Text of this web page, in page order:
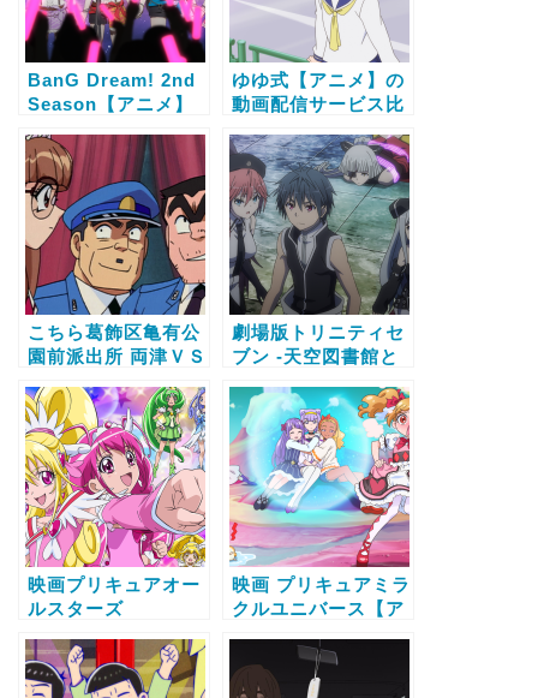
BanG Dream! 2nd
Season【アニメ】
比較と無料で全話視
聴する方法
ゆゆ式【アニメ】の
動画配信サービス比
する方法
こちら葛飾区亀有公
園前派出所 両津ＶＳ
日本一周大すごろく
ゲーム！！【アニ
メ】の動画配信サー
ビス比較と無料で全
話視聴する方法
劇場版トリニティセ
ブン -天空図書館と
メ】の動画配信サー
ビス比較と無料で全
話視聴する方法
映画プリキュアオー
ルスターズ
のともだち【アニ
メ】の動画配信サー
映画 プリキュアミラ
クルユニバース【ア
ービス比較と無料で
全話視聴する方法